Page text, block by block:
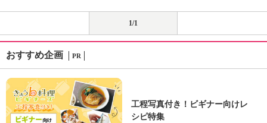
1/1
おすすめ企画 PR
工程写真付き！ビギナー向けレ
シピ特集